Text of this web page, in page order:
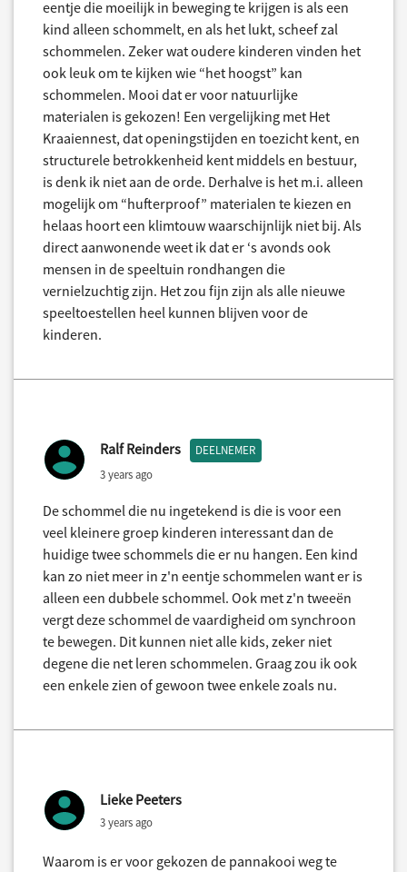
eentje die moeilijk in beweging te krijgen is als een
kind alleen schommelt, en als het lukt, scheef zal
schommelen. Zeker wat oudere kinderen vinden het
ook leuk om te kijken wie “het hoogst” kan
schommelen. Mooi dat er voor natuurlijke
materialen is gekozen! Een vergelijking met Het
Kraaiennest, dat openingstijden en toezicht kent, en
structurele betrokkenheid kent middels en bestuur,
is denk ik niet aan de orde. Derhalve is het m.i. alleen
mogelijk om “hufterproof” materialen te kiezen en
helaas hoort een klimtouw waarschijnlijk niet bij. Als
direct aanwonende weet ik dat er ‘s avonds ook
mensen in de speeltuin rondhangen die
vernielzuchtig zijn. Het zou fijn zijn als alle nieuwe
speeltoestellen heel kunnen blijven voor de
kinderen.
Ralf Reinders DEELNEMER
3 years ago
De schommel die nu ingetekend is die is voor een
veel kleinere groep kinderen interessant dan de
huidige twee schommels die er nu hangen. Een kind
kan zo niet meer in z'n eentje schommelen want er is
alleen een dubbele schommel. Ook met z'n tweeën
vergt deze schommel de vaardigheid om synchroon
te bewegen. Dit kunnen niet alle kids, zeker niet
degene die net leren schommelen. Graag zou ik ook
een enkele zien of gewoon twee enkele zoals nu.
Lieke Peeters
3 years ago
Waarom is er voor gekozen de pannakooi weg te